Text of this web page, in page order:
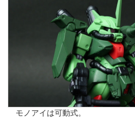
モノアイは可動式。